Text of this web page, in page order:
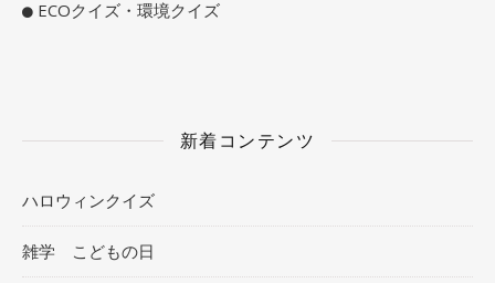
ECOクイズ・環境クイズ
新着コンテンツ
ハロウィンクイズ
雑学 こどもの日